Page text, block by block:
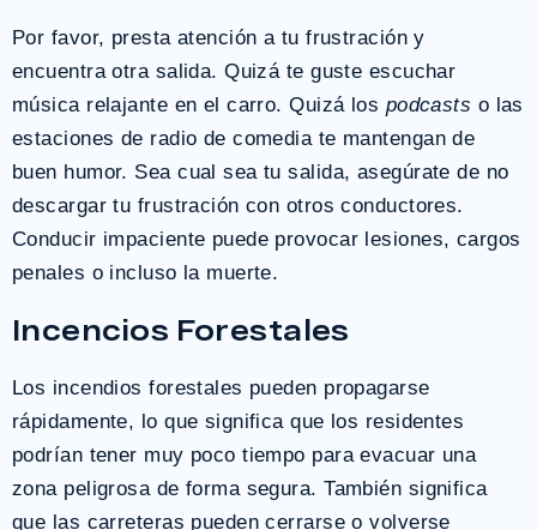
Por favor, presta atención a tu frustración y
encuentra otra salida. Quizá te guste escuchar
música relajante en el carro. Quizá los podcasts o las
estaciones de radio de comedia te mantengan de
buen humor. Sea cual sea tu salida, asegúrate de no
descargar tu frustración con otros conductores.
Conducir impaciente puede provocar lesiones, cargos
penales o incluso la muerte.
Incencios Forestales
Los incendios forestales pueden propagarse
rápidamente, lo que significa que los residentes
podrían tener muy poco tiempo para evacuar una
zona peligrosa de forma segura. También significa
que las carreteras pueden cerrarse o volverse